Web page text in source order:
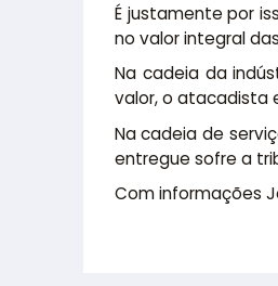
É justamente por
no valor integral
Na cadeia da
valor, o atacadista
Na cadeia de
entregue sofre a
Com informações